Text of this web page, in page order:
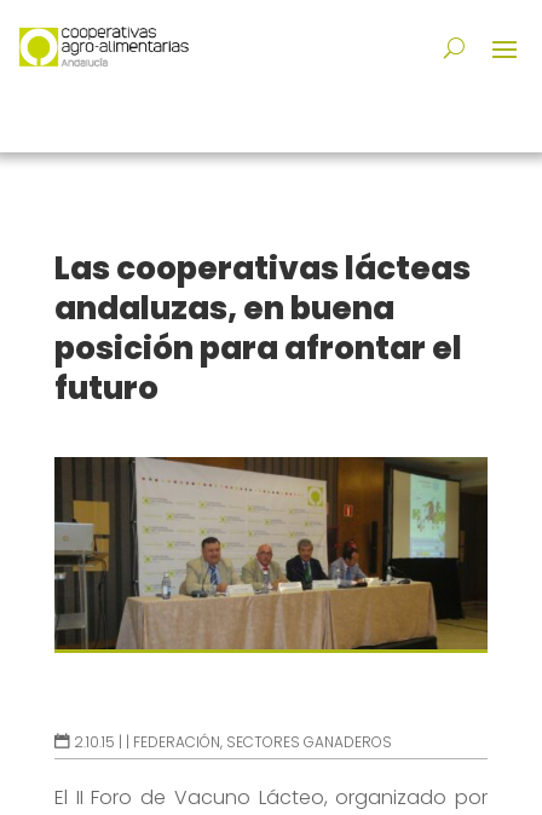
Las cooperativas lácteas
andaluzas, en buena
posición para afrontar el
futuro
2.10.15 | | FEDERACIÓN, SECTORES GANADEROS
El II Foro de Vacuno Lácteo, organizado por